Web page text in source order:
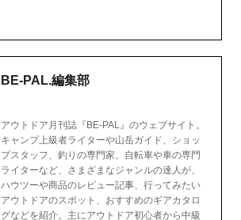
BE-PAL.編集部
アウトドア月刊誌『BE-PAL』のウェブサイト。
キャンプ上級者ライターや山岳ガイド、ショッ
プスタッフ、釣りの専門家、自転車や車の専門
ライターなど、さまざまなジャンルの達人が、
ハウツーや商品のレビュー記事、行ってみたい
アウトドアのスポット、おすすめのギアカタロ
グなどを紹介。主にアウトドア初心者から中級